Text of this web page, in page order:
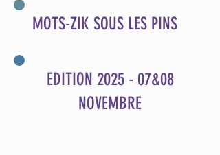
MOTS-ZIK SOUS LES PINS
EDITION 2025 - 07&08
NOVEMBRE